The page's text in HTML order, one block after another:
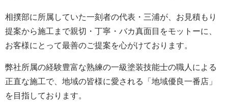
相撲部に所属していた一刻者の代表・三浦が、お見積もり
提案から施工まで親切・丁寧・バカ真面目をモットーに、
お客様にとって最善のご提案を心がけております。
弊社所属の経験豊富な熟練の一級塗装技能士の職人による
正直な施工で、地域の皆様に愛される「地域優良一番店」
を目指しております。